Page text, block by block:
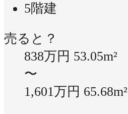
5階建
売ると？
838万円 53.05m²
〜
1,601万円 65.68m²